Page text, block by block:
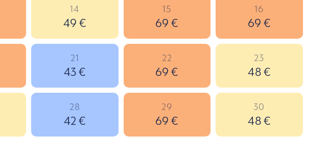
14
49 €
15
69 €
16
69 €
21
43 €
22
69 €
23
48 €
28
42 €
29
69 €
30
48 €